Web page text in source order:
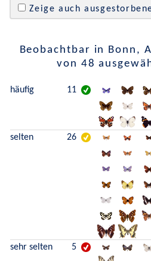
Zeige auch
Beobachtbar in Bonn,
von 48
häufig 11
selten 26
sehr selten 5